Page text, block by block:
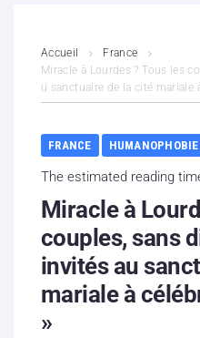
Contenus litigieux
Nous soutenir
Boutique
Contacts
Accueil
France
Miracle à Lourdes ? Tous les
u sanctuaire de la cité mariale
FRANCE HUMANOPHOBIE
The estimated reading
Miracle à
couples, sans
invités au
mariale à
»